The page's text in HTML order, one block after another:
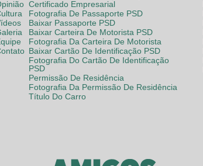
Certificado Empresarial
Fotografia De Passaporte PSD
Baixar Passaporte PSD
Baixar Carteira De Motorista PSD
Fotografia Da Carteira De Motorista
Baixar Cartão De Identificação PSD
Fotografia Do Cartão De Identificação
PSD
Permissão De Residência
Fotografia Da Permissão De Residência
Título Do Carro